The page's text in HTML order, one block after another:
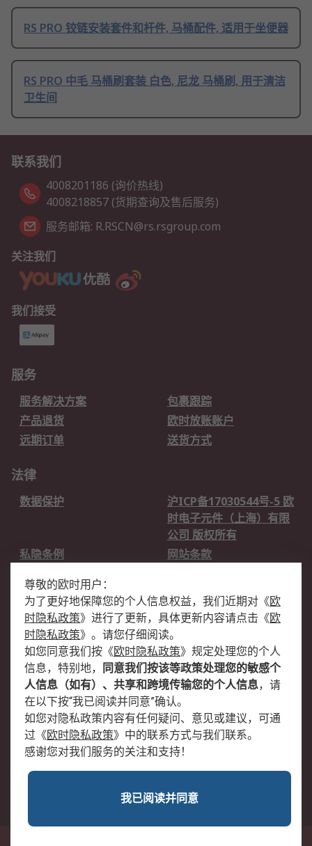
RS PRO 铰链安装套件和杆件, 马桶配件, 适用于坐便器
RS PRO 中毛 马桶刷套装 白色, 尼龙 马桶刷, 用于清洁
卫生间
联系我们
4008201186 (询价热线)
4008218857 (货期查询及售后服务)
服务邮箱: R.RSCN@rs.rsgroup.com
关注我们
我们接受
服务
服务解决方案
包裹跟踪
产品退货
欧时放账账户
远期订单
送货方式
法律
数据保护
沪ICP备17030544号-5 欧
时电子元件（上海）有限
公司 版权所有
私隐条例
网站条款
关于欧时
欧时销售条款
账户和付款
企业集团
全球办事处
关于我们
新闻中心
加入我们
沪公网安备 31011502009054号
尊敬的欧时用户：
为了更好地保障您的个人信息权益，我们近期对 《欧
时隐私政策》 进行了更新，具体更新内容请点击 《欧
时隐私政策》 。请您仔细阅读。
如您同意我们按 《欧时隐私政策》 规定处理您的个人
信息，特别地，
同意我们按该等政策处理您的敏感个
人信息（如有）、共享和跨境传输您的个人信息，请
在以下按“我已阅读并同意”确认。
如您对隐私政策内容有任何疑问、意见或建议，可通
过 《欧时隐私政策》 中的联系方式与我们联系。
感谢您对我们服务的关注和支持！
我已阅读并同意